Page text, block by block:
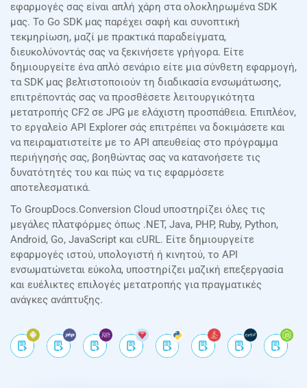
εφαρμογές σας είναι απλή χάρη στα ολοκληρωμένα SDK
μας. Το Go SDK μας παρέχει σαφή και συνοπτική
τεκμηρίωση, μαζί με πρακτικά παραδείγματα,
διευκολύνοντάς σας να ξεκινήσετε γρήγορα. Είτε
δημιουργείτε ένα απλό σενάριο είτε μια σύνθετη εφαρμογή,
τα SDK μας βελτιστοποιούν τη διαδικασία ενσωμάτωσης,
επιτρέποντάς σας να προσθέσετε λειτουργικότητα
μετατροπής CF2 σε JPG με ελάχιστη προσπάθεια. Επιπλέον,
το εργαλείο API Explorer σάς επιτρέπει να δοκιμάσετε και
να πειραματιστείτε με το API απευθείας στο πρόγραμμα
περιήγησής σας, βοηθώντας σας να κατανοήσετε τις
δυνατότητές του και πώς να τις εφαρμόσετε
αποτελεσματικά.
Το GroupDocs.Conversion Cloud υποστηρίζει όλες τις
μεγάλες πλατφόρμες όπως .NET, Java, PHP, Ruby, Python,
Android, Go, JavaScript και cURL. Είτε δημιουργείτε
εφαρμογές ιστού, υπολογιστή ή κινητού, το API
ενσωματώνεται εύκολα, υποστηρίζει μαζική επεξεργασία
και ευέλικτες επιλογές μετατροπής για πραγματικές
ανάγκες ανάπτυξης.